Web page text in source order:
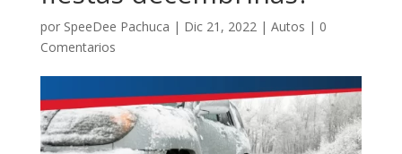
por SpeeDee Pachuca | Dic 21, 2022| Autos | 0
Comentarios